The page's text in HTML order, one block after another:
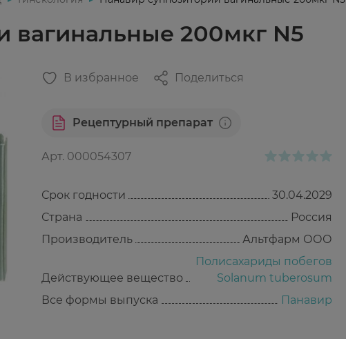
вагинальные 200мкг N5
В избранное Поделиться
Рецептурный препарат
Арт. 000054307
Срок годности
30.04.2029
Страна
Россия
Производитель
Альтфарм ООО
Действующее вещество
Полисахариды побегов
Solanum tuberosum
Все формы выпуска
Панавир